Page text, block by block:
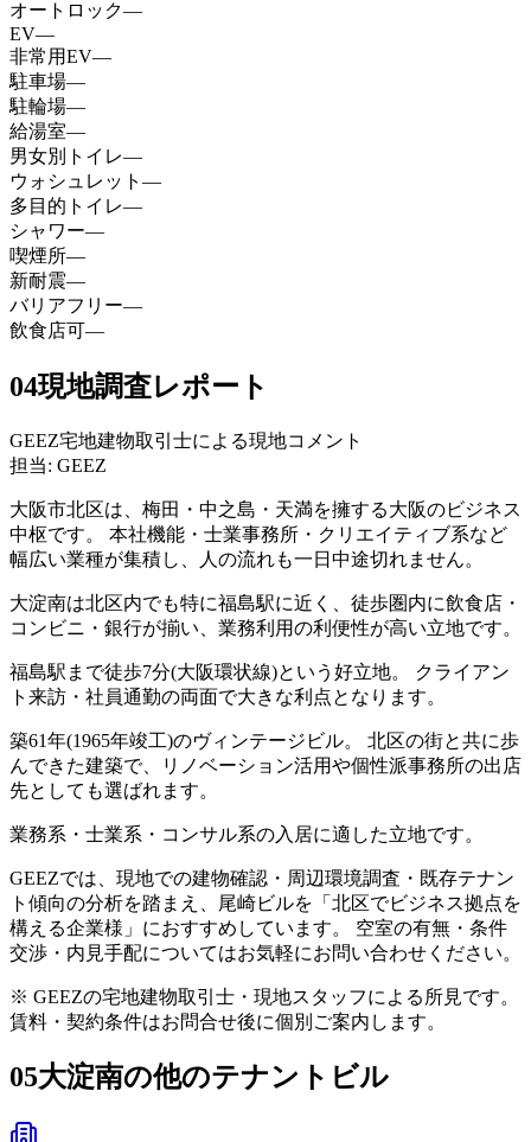
オートロック—
EV—
非常用EV—
駐車場—
駐輪場—
給湯室—
男女別トイレ—
ウォシュレット —
多目的トイレ—
シャワー—
喫煙所—
新耐震—
バリアフリー—
飲食店可—
04現地調査レポート
GEEZ宅地建物取引士による現地コメント
担当: GEEZ
大阪市北区は、梅田・中之島・天満を擁する大阪のビジネス
中枢です。 本社機能・士業事務所・クリエイティブ系など
幅広い業種が集積し、人の流れも一日中途切れません。
大淀南は北区内でも特に福島駅に近く、徒歩圏内に飲食店・
コンビニ・銀行が揃い、業務利用の利便性が高い立地です。
福島駅まで徒歩7分(大阪環状線)という好立地。 クライアン
ト来訪・社員通勤の両面で大きな利点となります。
築61年(1965年竣工)のヴィンテージビル。 北区の街と共に歩
んできた建築で、リノベーション活用や個性派事務所の出店
先としても選ばれます。
業務系・士業系・コンサル系の入居に適した立地です。
GEEZでは、現地での建物確認・周辺環境調査・既存テナン
ト傾向の分析を踏まえ、尾崎ビルを「北区でビジネス拠点を
構える企業様」におすすめしています。 空室の有無・条件
交渉・内見手配についてはお気軽にお問い合わせください。
※ GEEZの宅地建物取引士・現地スタッフによる所見です。
賃料・契約条件はお問合せ後に個別ご案内します。
05大淀南の他のテナントビル